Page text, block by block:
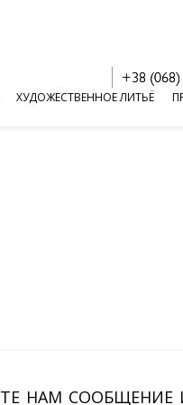
+38 (068)
ХУДОЖЕСТВЕННОЕ ЛИТЬЁ
нам